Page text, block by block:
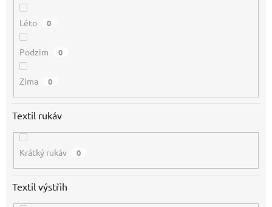
Léto 0
Podzim 0
Zima 0
Textil rukáv
Krátký rukáv 0
Textil výstřih